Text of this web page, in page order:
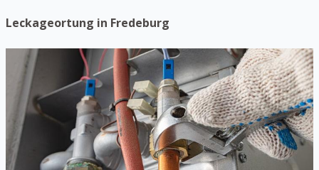
Leckageortung in Fredeburg